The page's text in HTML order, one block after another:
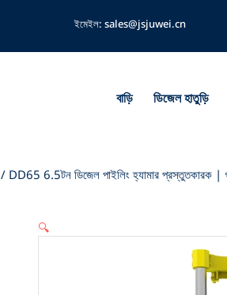
ইমেইল:sales@jsjuwei.cn
বাড়ি ডিজেল হাতুড়ি
/ DD65 6.5টন ডিজেল পাইলিং হ্যামার প্রস্তুতকারক |
🔍